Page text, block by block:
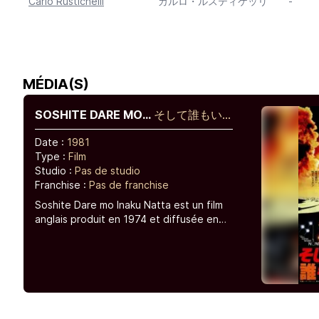
MÉDIA(S)
SOSHITE DARE MO
INAKU NATTA
そして誰もい
なくなった
Date : 1981
Type : Film
Studio : Pas de studio
Franchise : Pas de franchise
Soshite Dare mo Inaku Natta est un film
anglais produit en 1974 et diffusée en